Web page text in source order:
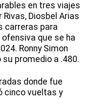
en tres viajes
Diosbel Arias
carreras para
que se ha
Ronny Simon
promedio a .480.
donde fue
cinco vueltas y